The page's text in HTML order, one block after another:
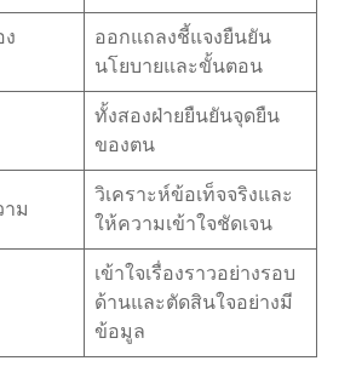
ออกแถลงชี้แจงยืนยัน
นโยบายและขั้นตอน
ทั้งสองฝ่ายยืนยันจุดยืน
ของตน
ม
วิเคราะห์ข้อเท็จจริงและ
ให้ความเข้าใจชัดเจน
เข้าใจเรื่องราวอย่างรอบ
ด้านและตัดสินใจอย่างมี
ข้อมูล